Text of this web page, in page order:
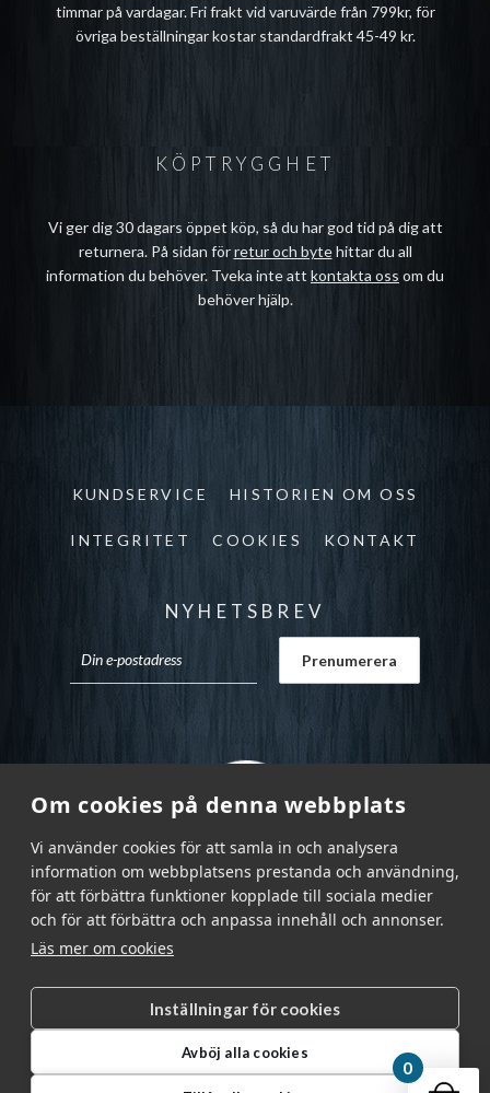
Om cookies på denna webbplats
Vi använder cookies för att samla in och analysera
information om webbplatsens prestanda och användning,
för att förbättra funktioner kopplade till sociala medier
och för att förbättra och anpassa innehåll och annonser.
Läs mer om cookies
Inställningar för cookies
Avböj alla cookies
timmar på vardagar. Fri frakt vid varuvärde från 799kr, för
övriga beställningar kostar standardfrakt 45-49 kr.
KÖPTRYGGHET
Vi ger dig 30 dagars öppet köp, så du har god tid på dig att
returnera. På sidan förretur och bytehittar du all
information du behöver. Tveka inte att kontakta oss om du
behöver hjälp.
KUNDSERVICE HISTORIEN OM OSS
INTEGRITET COOKIES KONTAKT
NYHETSBREV
Garnr Sverige AB © 2026 |
info@garnr.se
|
031 - 92 94 92
Din
0